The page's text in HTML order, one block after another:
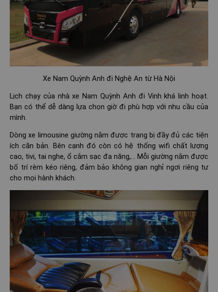
Xe Nam Quỳnh Anh đi Nghệ An từ Hà Nội
Lịch chạy của nhà xe Nam Quỳnh Anh đi Vinh khá linh hoạt.
Bạn có thể dễ dàng lựa chọn giờ đi phù hợp với nhu cầu của
mình.
Dòng xe limousine giường nằm được trang bị đầy đủ các tiện
ích căn bản. Bên cạnh đó còn có hệ thống wifi chất lượng
cao, tivi, tai nghe, ổ cắm sạc đa năng,... Mỗi giường nằm được
bố trí rèm kéo riêng, đảm bảo không gian nghỉ ngơi riêng tư
cho mọi hành khách.